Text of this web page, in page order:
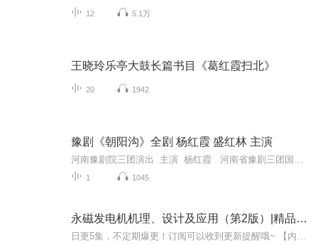
12 5.1万
王晓玲乐亭大鼓长篇书目《葛红霞扫北》
20 1942
豫剧《朝阳沟》全剧 杨红霞 盛红林 主演
1 1045
永磁发电机机理、设计及应用（第2版）|精品|苏绍禹高红霞|当代文学